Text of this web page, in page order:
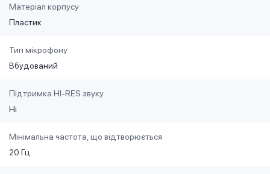
Матеріал корпусу
Пластик
Тип мікрофону
Вбудований
Підтримка HI-RES звуку
Ні
Мінімальна частота, що відтворюється
20 Гц